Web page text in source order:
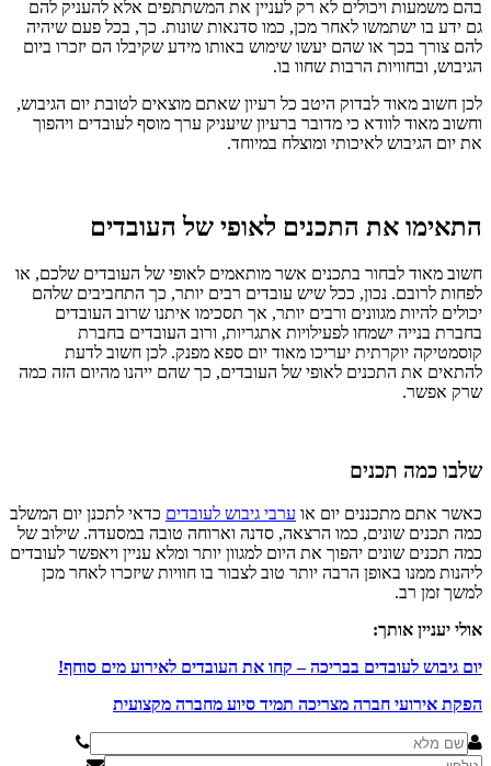
בהם משמעות ויכולים לא רק לעניין את המשתתפים אלא להעניק להם
גם ידע בו ישתמשו לאחר מכן, כמו סדנאות שונות. כך, בכל פעם שיהיה
להם צורך בכך או שהם יעשו שימוש באותו מידע שקיבלו הם יזכרו ביום
הגיבוש, ובחוויות הרבות שחוו בו.
לכן חשוב מאוד לבדוק היטב כל רעיון שאתם מוצאים לטובת יום הגיבוש,
וחשוב מאוד לוודא כי מדובר ברעיון שיעניק ערך מוסף לעובדים ויהפוך
את יום הגיבוש לאיכותי ומוצלח במיוחד.
התאימו את התכנים לאופי של העובדים
חשוב מאוד לבחור בתכנים אשר מותאמים לאופי של העובדים שלכם, או
לפחות לרובם. נכון, ככל שיש עובדים רבים יותר, כך התחביבים שלהם
יכולים להיות מגוונים ורבים יותר, אך תסכימו איתנו שרוב העובדים
בחברת בנייה ישמחו לפעילויות אתגריות, ורוב העובדים בחברת
קוסמטיקה יוקרתית יעריכו מאוד יום ספא מפנק. לכן חשוב לדעת
להתאים את התכנים לאופי של העובדים, כך שהם ייהנו מהיום הזה כמה
שרק אפשר.
שלבו כמה תכנים
כאשר אתם מתכננים יום או ערבי גיבוש לעובדים כדאי לתכנן יום המשלב
כמה תכנים שונים, כמו הרצאה, סדנה וארוחה טובה במסעדה. שילוב של
כמה תכנים שונים יהפוך את היום למגוון יותר ומלא עניין ויאפשר לעובדים
ליהנות ממנו באופן הרבה יותר טוב לצבור בו חוויות שיזכרו לאחר מכן
למשך זמן רב.
אולי יעניין אותך:
יום גיבוש לעובדים בבריכה – קחו את העובדים לאירוע מים סוחף!
הפקת אירועי חברה מצריכה תמיד סיוע מחברה מקצועית